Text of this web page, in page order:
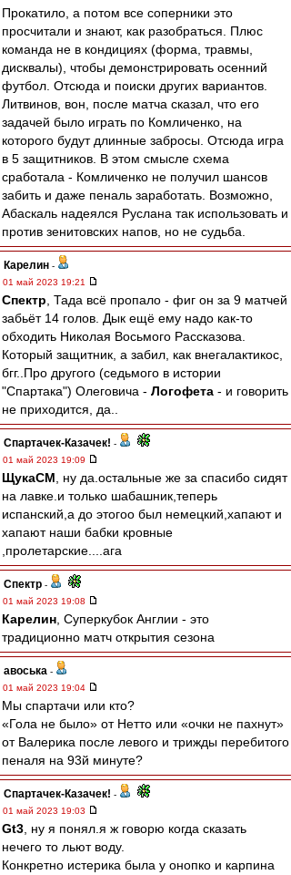
Прокатило, а потом все соперники это
просчитали и знают, как разобраться. Плюс
команда не в кондициях (форма, травмы,
дисквалы), чтобы демонстрировать осенний
футбол. Отсюда и поиски других вариантов.
Литвинов, вон, после матча сказал, что его
задачей было играть по Комличенко, на
которого будут длинные забросы. Отсюда игра
в 5 защитников. В этом смысле схема
сработала - Комличенко не получил шансов
забить и даже пеналь заработать. Возможно,
Абаскаль надеялся Руслана так использовать и
против зенитовских напов, но не судьба.
Карелин -
01 май 2023 19:21
Спектр , Тада всё пропало - фиг он за 9 матчей
забьёт 14 голов. Дык ещё ему надо как-то
обходить Николая Восьмого Рассказова.
Который защитник, а забил, как внегалактикос,
бгг..Про другого (седьмого в истории
"Спартака") Олеговича - Логофета - и говорить
не приходится, да..
Спартачек-Казачек! -
01 май 2023 19:09
ЩукаСМ , ну да.остальные же за спасибо сидят
на лавке.и только шабашник,теперь
испанский,а до этогоо был немецкий,хапают и
хапают наши бабки кровные
,пролетарские....ага
Спектр -
01 май 2023 19:08
Карелин , Суперкубок Англии - это
традиционно матч открытия сезона
авоська -
01 май 2023 19:04
Мы спартачи или кто?
«Гола не было» от Нетто или «очки не пахнут»
от Валерика после левого и трижды перебитого
пеналя на 93й минуте?
Спартачек-Казачек! -
01 май 2023 19:03
Gt3 , ну я понял.я ж говорю когда сказать
нечего то льют воду.
Конкретно истерика была у онопко и карпина